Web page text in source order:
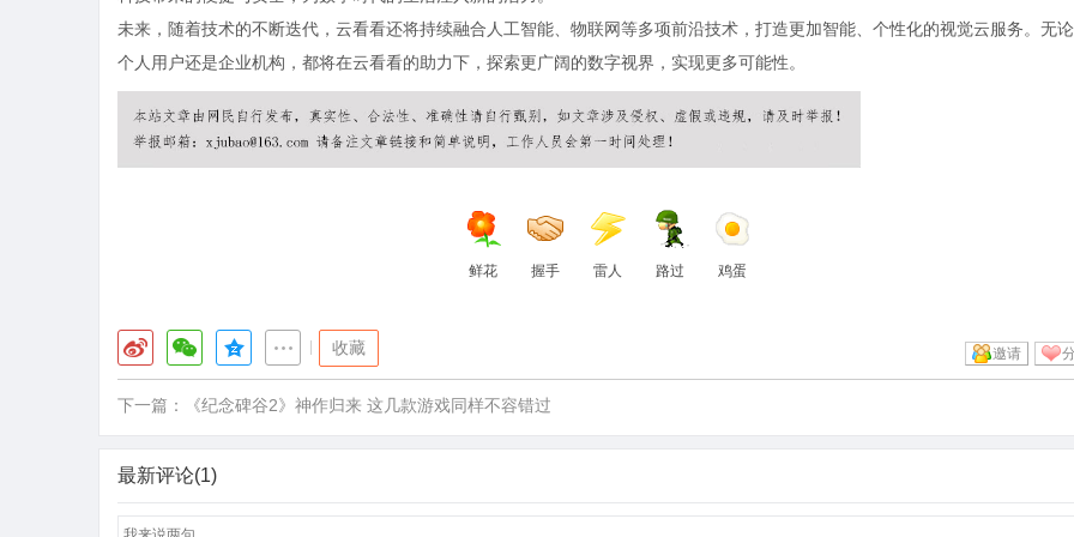
未来，随着技术的不断迭代，云看看还将持续融合人工智能、物联网等多项前沿技术，打造更加智能、个性化的视觉云服务。无
个人用户还是企业机构，都将在云看看的助力下，探索更广阔的数字视界，实现更多可能性。
鲜花 握手 雷人 路过 鸡蛋
收藏 邀请
下一篇： 《纪念碑谷2》神作归来 这几款游戏同样不容错过
最新评论(1)